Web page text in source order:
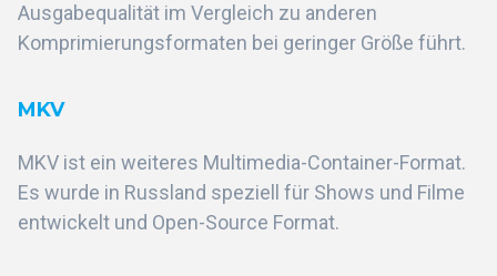
Ausgabequalität im Vergleich zu anderen
Komprimierungsformaten bei geringer Größe führt.
MKV
MKV ist ein weiteres Multimedia-Container-Format.
Es wurde in Russland speziell für Shows und Filme
entwickelt und Open-Source Format.